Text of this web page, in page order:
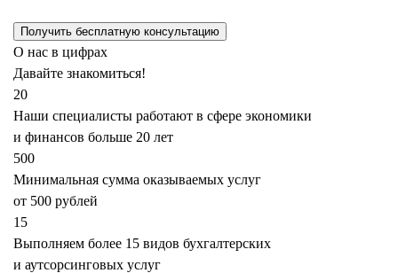
Получить бесплатную консультацию
О нас в цифрах
Давайте знакомиться!
20
Наши специалисты работают в сфере экономики
и финансов больше 20 лет
500
Минимальная сумма оказываемых услуг
от 500 рублей
15
Выполняем более 15 видов бухгалтерских
и аутсорсинговых услуг